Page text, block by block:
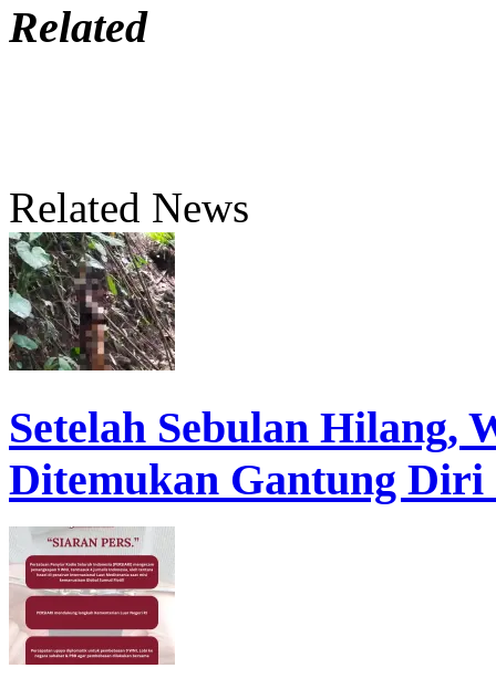
Related
Related News
Setelah Sebulan Hilang,
Ditemukan Gantung